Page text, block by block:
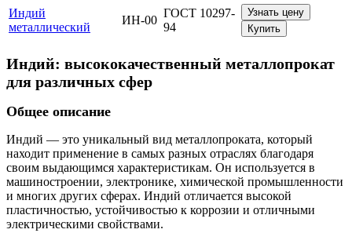
Индий
металлический
ИН-00
ГОСТ 10297-
94
Узнать цену
Купить
Индий: высококачественный металлопрокат
для различных сфер
Общее описание
Индий — это уникальный вид металлопроката, который
находит применение в самых разных отраслях благодаря
своим выдающимся характеристикам. Он используется в
машиностроении, электронике, химической промышленности
и многих других сферах. Индий отличается высокой
пластичностью, устойчивостью к коррозии и отличными
электрическими свойствами.